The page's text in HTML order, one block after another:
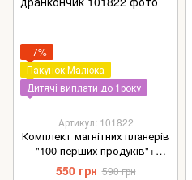
−7%
Пакунок Малюка
Дитячі виплати до 1року
Артикул: 101822
Комплект магнітних планерів
"100 перших продуків"+
меню, дранкончик
550 грн 590 грн